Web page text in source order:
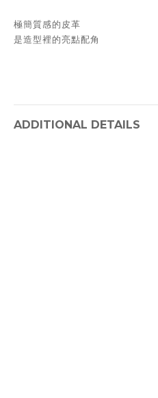
極簡質感的皮革
是造型裡的亮點配角
ADDITIONAL DETAILS